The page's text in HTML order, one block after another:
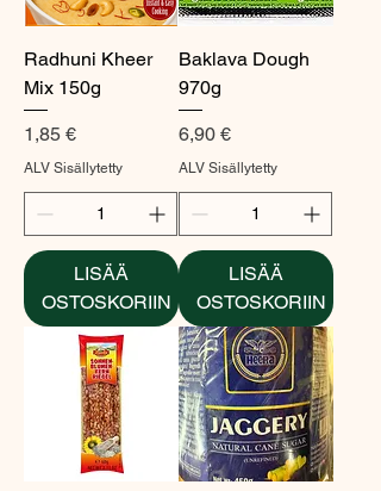
Radhuni Kheer
Mix 150g
Hinta
1,85 €
ALV Sisällytetty
LISÄÄ
OSTOSKORIIN
Baklava Dough
970g
Hinta
6,90 €
ALV Sisällytetty
LISÄÄ
OSTOSKORIIN